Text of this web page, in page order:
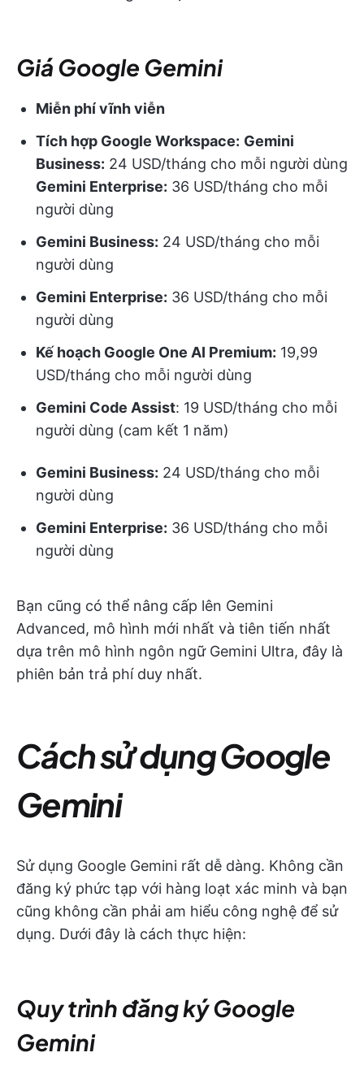
Giá Google Gemini
Miễn phí vĩnh viễn
Tích hợp Google Workspace: Gemini
Business: 24 USD/tháng cho mỗi người dùng
Gemini Enterprise: 36 USD/tháng cho mỗi
người dùng
Gemini Business: 24 USD/tháng cho mỗi
người dùng
Gemini Enterprise: 36 USD/tháng cho mỗi
người dùng
Kế hoạch Google One AI Premium: 19,99
USD/tháng cho mỗi người dùng
Gemini Code Assist: 19 USD/tháng cho mỗi
người dùng (cam kết 1 năm)
Gemini Business: 24 USD/tháng cho mỗi
người dùng
Gemini Enterprise: 36 USD/tháng cho mỗi
người dùng
Bạn cũng có thể nâng cấp lên Gemini
Advanced, mô hình mới nhất và tiên tiến nhất
dựa trên mô hình ngôn ngữ Gemini Ultra, đây là
phiên bản trả phí duy nhất.
Cách sử dụng Google
Gemini
Sử dụng Google Gemini rất dễ dàng. Không cần
đăng ký phức tạp với hàng loạt xác minh và bạn
cũng không cần phải am hiểu công nghệ để sử
dụng. Dưới đây là cách thực hiện:
Quy trình đăng ký Google
Gemini